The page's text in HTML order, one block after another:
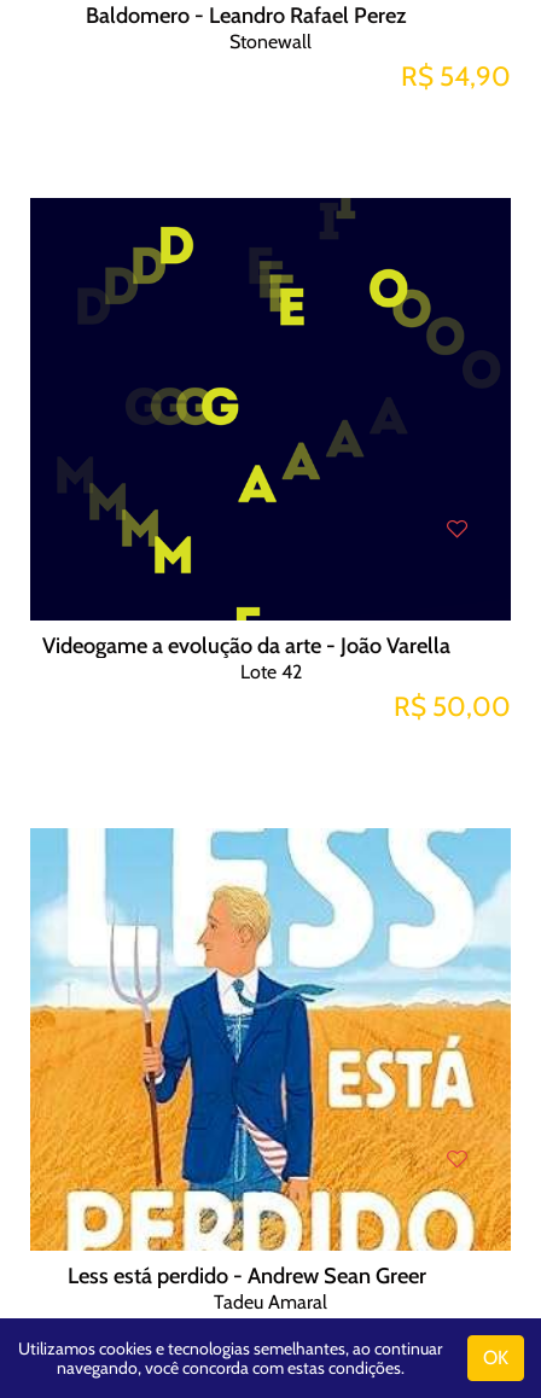
Utilizamos cookies e tecnologias semelhantes, ao continuar
navegando, você concorda com estas condições.
OK
Baldomero - Leandro Rafael Perez
Stonewall
R$ 54,90
Videogame a evolução da arte - João Varella
Lote 42
R$ 50,00
Less está perdido - Andrew Sean Greer
Tadeu Amaral
R$ 45,00